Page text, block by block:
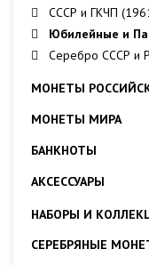
СССР и ГКЧП
Юбилейные и
Серебро СССР и
МОНЕТЫ
МОНЕТЫ МИРА
БАНКНОТЫ
АКСЕССУАРЫ
НАБОРЫ И
СЕРЕБРЯНЫЕ